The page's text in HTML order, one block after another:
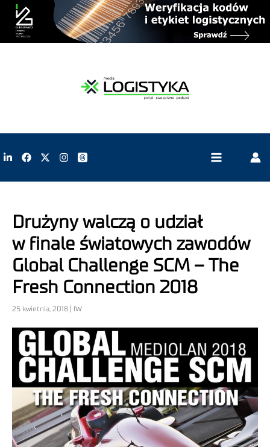
Drużyny walczą o udział
w finale światowych zawodów
Global Challenge SCM – The
Fresh Connection 2018
25 kwietnia, 2018 | IW